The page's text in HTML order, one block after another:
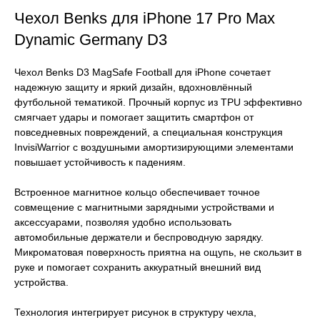
Чехол Benks для iPhone 17 Pro Max
Dynamic Germany D3
Чехол Benks D3 MagSafe Football для iPhone сочетает
надежную защиту и яркий дизайн, вдохновлённый
футбольной тематикой. Прочный корпус из TPU эффективно
смягчает удары и помогает защитить смартфон от
повседневных повреждений, а специальная конструкция
InvisiWarrior с воздушными амортизирующими элементами
повышает устойчивость к падениям.
Встроенное магнитное кольцо обеспечивает точное
совмещение с магнитными зарядными устройствами и
аксессуарами, позволяя удобно использовать
автомобильные держатели и беспроводную зарядку.
Микроматовая поверхность приятна на ощупь, не скользит в
руке и помогает сохранить аккуратный внешний вид
устройства.
Технология интегрирует рисунок в структуру чехла,